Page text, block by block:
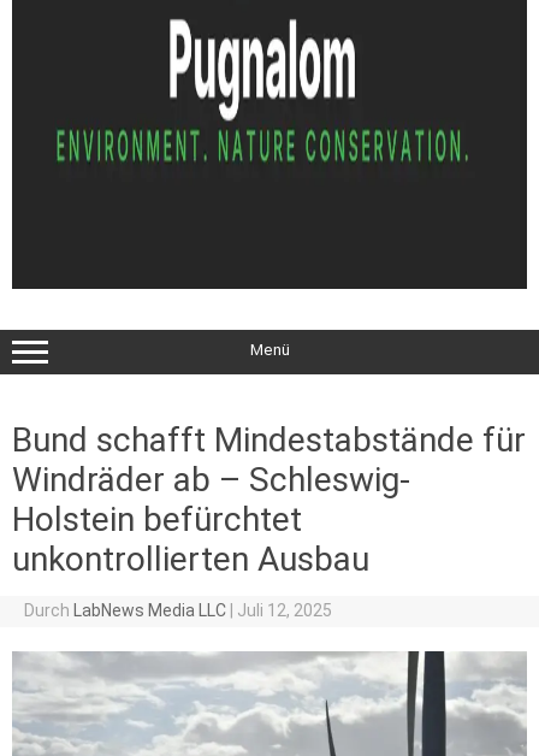
Menü
Bund schafft Mindestabstände für
Windräder ab – Schleswig-
Holstein befürchtet
unkontrollierten Ausbau
Durch LabNews Media LLC Juli 12, 2025